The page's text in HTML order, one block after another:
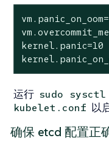
kernel.panic=10
运行 sudo
kubelet.conf 以
确保 etcd 配置正